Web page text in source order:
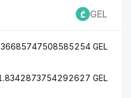
GEL
GEL
GEL